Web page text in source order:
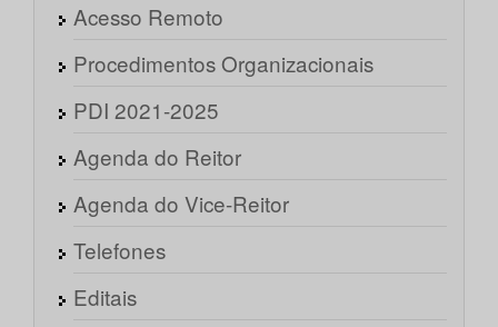
Acesso Remoto
Procedimentos Organizacionais
PDI 2021-2025
Agenda do Reitor
Agenda do Vice-Reitor
Telefones
Editais